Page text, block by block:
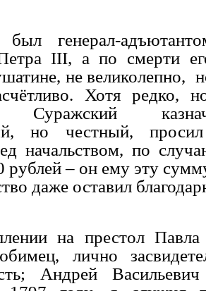
был генерал-
III, а по смерти
не великолепно,
Хотя редко,
Суражский
но честный,
начальством, по
рублей – он ему эту
даже оставил
на престол
лично
Андрей